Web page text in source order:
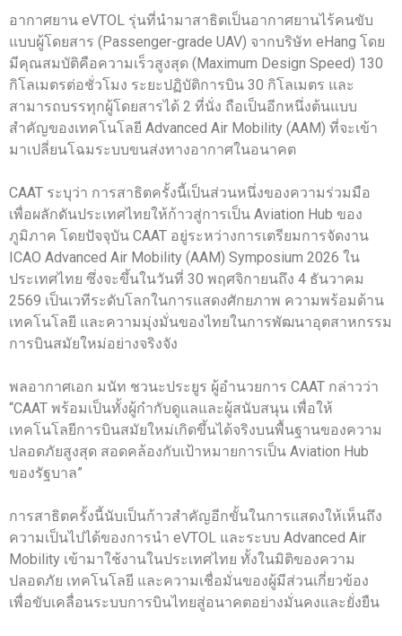
อากาศยาน eVTOL รุ่นที่นำมาสาธิตเป็นอากาศยานไร้คนขับ
แบบผู้โดยสาร (Passenger-grade UAV) จากบริษัท eHang โดย
มีคุณสมบัติคือความเร็วสูงสุด (Maximum Design Speed) 130
กิโลเมตรต่อชั่วโมง ระยะปฏิบัติการบิน 30 กิโลเมตร และ
สามารถบรรทุกผู้โดยสารได้ 2 ที่นั่ง ถือเป็นอีกหนึ่งต้นแบบ
สำคัญของเทคโนโลยี Advanced Air Mobility (AAM) ที่จะเข้า
มาเปลี่ยนโฉมระบบขนส่งทางอากาศในอนาคต
CAAT ระบุว่า การสาธิตครั้งนี้เป็นส่วนหนึ่งของความร่วมมือ
เพื่อผลักดันประเทศไทยให้ก้าวสู่การเป็น Aviation Hub ของ
ภูมิภาค โดยปัจจุบัน CAAT อยู่ระหว่างการเตรียมการจัดงาน
ICAO Advanced Air Mobility (AAM) Symposium 2026 ใน
ประเทศไทย ซึ่งจะขึ้นในวันที่ 30 พฤศจิกายนถึง 4 ธันวาคม
2569 เป็นเวทีระดับโลกในการแสดงศักยภาพ ความพร้อมด้าน
เทคโนโลยี และความมุ่งมั่นของไทยในการพัฒนาอุตสาหกรรม
การบินสมัยใหม่อย่างจริงจัง
พลอากาศเอก มนัท ชวนะประยูร ผู้อำนวยการ CAAT กล่าวว่า
“CAAT พร้อมเป็นทั้งผู้กำกับดูแลและผู้สนับสนุน เพื่อให้
เทคโนโลยีการบินสมัยใหม่เกิดขึ้นได้จริงบนพื้นฐานของความ
ปลอดภัยสูงสุด สอดคล้องกับเป้าหมายการเป็น Aviation Hub
ของรัฐบาล”
การสาธิตครั้งนี้นับเป็นก้าวสำคัญอีกขั้นในการแสดงให้เห็นถึง
ความเป็นไปได้ของการนำ eVTOL และระบบ Advanced Air
Mobility เข้ามาใช้งานในประเทศไทย ทั้งในมิติของความ
ปลอดภัย เทคโนโลยี และความเชื่อมั่นของผู้มีส่วนเกี่ยวข้อง
เพื่อขับเคลื่อนระบบการบินไทยสู่อนาคตอย่างมั่นคงและยั่งยืน